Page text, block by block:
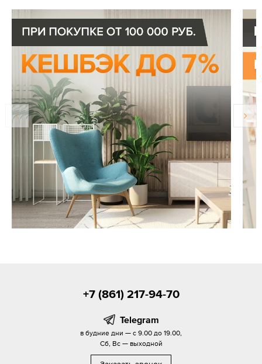
+7 (861) 217-94-70
Telegram
в будние дни — с 9.00 до 19.00,
Сб, Вс — выходной